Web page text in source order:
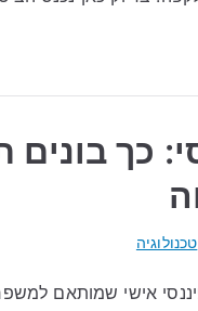
כך בונים
טכנולוגיה
פיננסי אישי שמותאם